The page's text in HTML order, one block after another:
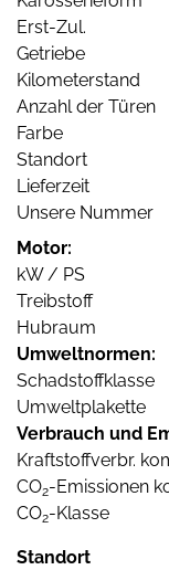
Erst-Zul.
Getriebe
Kilometerstand
Anzahl der Türen
Farbe
Standort
Lieferzeit
Unsere Nummer
Motor:
kW / PS
Treibstoff
Hubraum
Umweltnormen:
Schadstoffklasse
Umweltplakette
Verbrauch und
Kraftstoffverbr.
CO2-Emissionen
CO2-Klasse
Standort